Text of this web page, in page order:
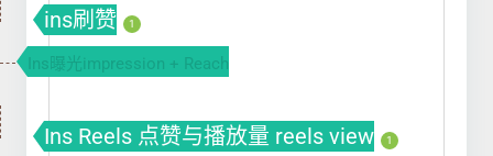
ins刷赞 1
Ins曝光impression + Reach
Ins Reels 点赞与播放量 reels view 1